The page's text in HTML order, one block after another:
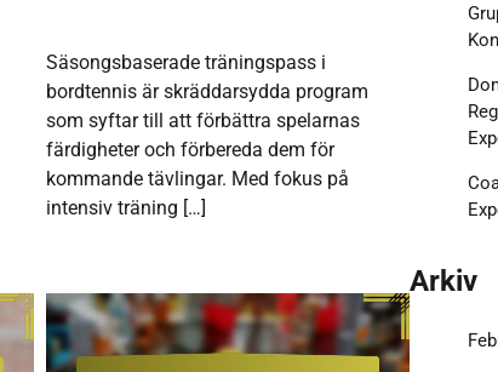
Säsongsbaserade träningspass i
bordtennis är skräddarsydda program
som syftar till att förbättra spelarnas
färdigheter och förbereda dem för
kommande tävlingar. Med fokus på
intensiv träning […]
Arkiv